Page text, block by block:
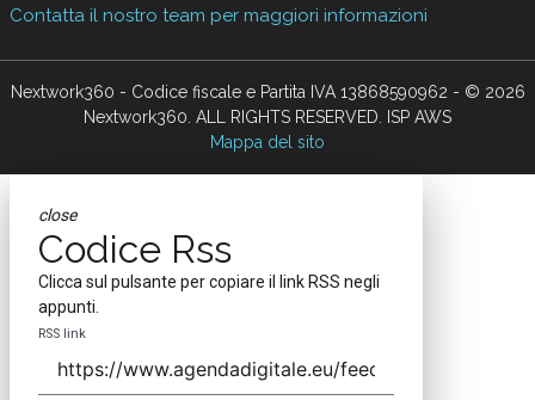
Contatta il nostro team per maggiori informazioni
Nextwork360 - Codice fiscale e Partita IVA 13868590962 - © 2026
Nextwork360. ALL RIGHTS RESERVED. ISP AWS
Mappa del sito
close
Codice Rss
Clicca sul pulsante per copiare il link RSS negli
appunti.
RSS link